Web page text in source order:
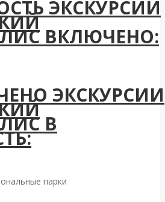
ЭКСКУРСИИ
ВКЛЮЧЕНО:
ЭКСКУРСИИ
В
парки